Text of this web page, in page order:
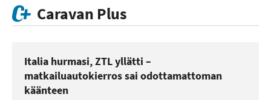
Caravan Plus
Italia hurmasi, ZTL yllätti –
matkailuautokierros sai odottamattoman
käänteen